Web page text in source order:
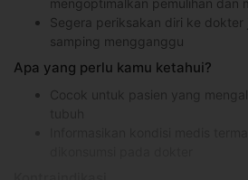
Segera periksakan diri ke dokter
samping mengganggu
Apa yang perlu kamu ketahui?
Cocok untuk pasien yang